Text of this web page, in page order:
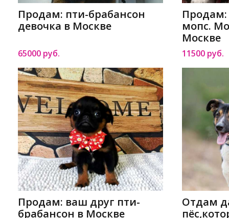
Продам: пти-брабансон
девочка в Москве
65000 руб.
мопс.
Москве
11500 руб.
Продам: ваш друг пти-
брабансон в Москве
Отдам